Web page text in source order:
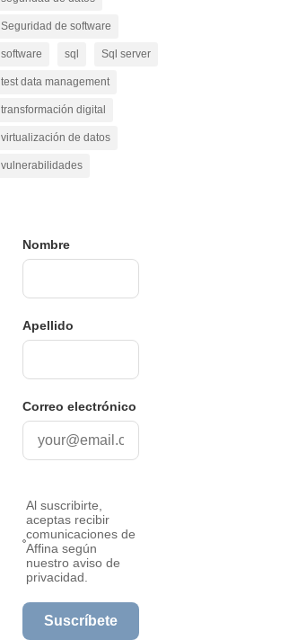
Seguridad de software
software sql Sql server
test data management
transformación digital
virtualización de datos
vulnerabilidades